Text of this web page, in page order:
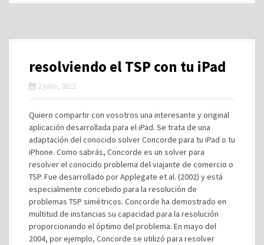
resolviendo el TSP con tu iPad
2 julio, 2012
Quiero compartir con vosotros una interesante y original
aplicación desarrollada para el iPad. Se trata de una
adaptación del conocido solver Concorde para tu iPad o tu
iPhone. Como sabrás, Concorde es un solver para
resolver el conocido problema del viajante de comercio o
TSP. Fue desarrollado por Applegate et al. (2002) y está
especialmente concebido para la resolución de
problemas TSP simétricos. Concorde ha demostrado en
multitud de instancias su capacidad para la resolución
proporcionando el óptimo del problema. En mayo del
2004, por ejemplo, Concorde se utilizó para resolver